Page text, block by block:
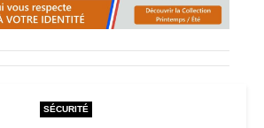
SÉCURITÉ